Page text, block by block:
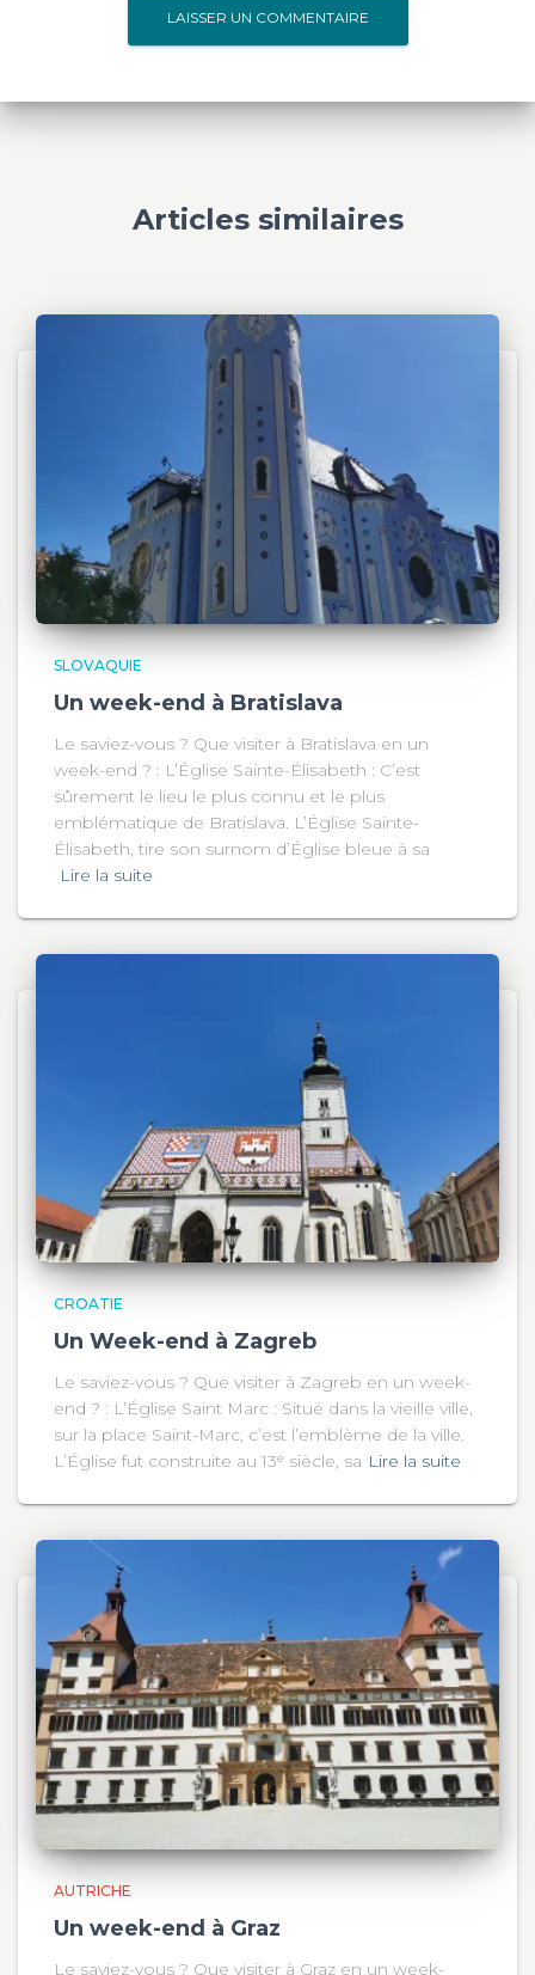
Articles similaires
SLOVAQUIE
Un week-end à Bratislava
Le saviez-vous ? Que visiter à Bratislava en un
week-end ? : L’Église Sainte-Élisabeth : C’est
sûrement le lieu le plus connu et le plus
emblématique de Bratislava. L’Église Sainte-
Élisabeth, tire son surnom d’Église bleue à sa
Lire la suite
CROATIE
Un Week-end à Zagreb
Le saviez-vous ? Que visiter à Zagreb en un week-
end ? : L’Église Saint Marc : Situé dans la vieille ville,
sur la place Saint-Marc, c’est l’emblème de la ville.
L’Église fut construite au 13ᵉ siècle, sa Lire la suite
AUTRICHE
Un week-end à Graz
Le saviez-vous ? Que visiter à Graz en un week-